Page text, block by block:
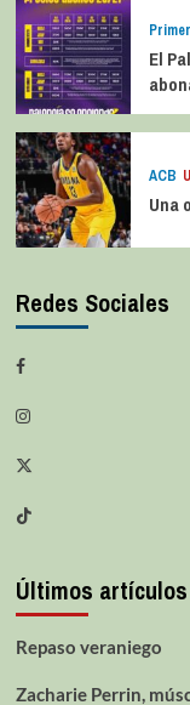
El
ACB
Una
Redes Sociales
Últimos artículos
Repaso veraniego
Zacharie Perrin,